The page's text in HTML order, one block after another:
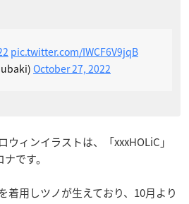
pic.twitter.com/IWCF6V9jqB
October 27, 2022
ィンイラストは、「xxxHOLiC」
です。
着用しツノが生えており、10月より